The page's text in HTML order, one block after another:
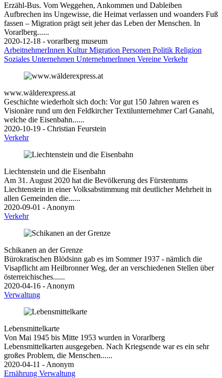
Erzähl-Bus. Vom Weggehen, Ankommen und Dableiben
Aufbrechen ins Ungewisse, die Heimat verlassen und woanders Fuß
fassen – Migration prägt seit jeher das Leben der Menschen. In
Vorarlberg......
2020-12-18 - vorarlberg museum
ArbeitnehmerInnen KulturMigration Personen Politik Religion
Soziales Unternehmen UnternehmerInnen Vereine Verkehr
www.wälderexpress.at
Geschichte wiederholt sich doch: Vor gut 150 Jahren waren es
Visionäre rund um den Feldkircher Textilunternehmer Carl Ganahl,
welche die Eisenbahn......
2020-10-19 - Christian Feurstein
Verkehr
Liechtenstein und die Eisenbahn
Am 31. August 2020 hat die Bevölkerung des Fürstentums
Liechtenstein in einer Volksabstimmung mit deutlicher Mehrheit in
allen Gemeinden die......
2020-09-01 - Anonym
Verkehr
Schikanen an der Grenze
Bürokratischen Blödsinn gab es im Sommer 1937 - nämlich die
Visapflicht am Heilbronner Weg, der an verschiedenen Stellen über
österreichisches......
2020-04-16 - Anonym
Verwaltung
Lebensmittelkarte
Von Mai 1945 bis Mitte 1953 wurden in Vorarlberg
Lebensmittelkarten ausgegeben. Nach Kriegsende war es ein sehr
großes Problem, die Menschen......
2020-04-11 - Anonym
Ernährung Verwaltung